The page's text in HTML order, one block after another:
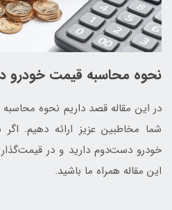
نحوه محاسبه قیمت خودرو
در این مقاله قصد داریم نحوه
شما مخاطبین عزیز ارائه دهیم.
خودرو دست‌دوم دارید و در
این مقاله همراه ما باشید.